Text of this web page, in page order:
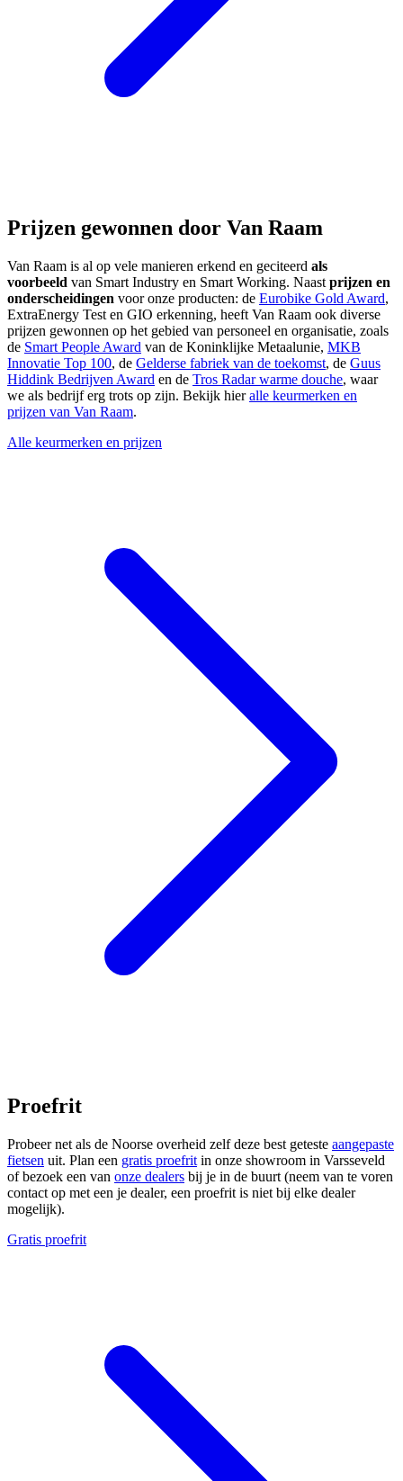
Prijzen gewonnen door Van Raam
Van Raam is al op vele manieren erkend en geciteerd als
voorbeeld van Smart Industry en Smart Working. Naast prijzen en
onderscheidingen voor onze producten: de Eurobike Gold Award,
ExtraEnergy Test en GIO erkenning, heeft Van Raam ook diverse
prijzen gewonnen op het gebied van personeel en organisatie, zoals
de Smart People Award van de Koninklijke Metaalunie, MKB
Innovatie Top 100, de Gelderse fabriek van de toekomst, de Guus
Hiddink Bedrijven Award en de Tros Radar warme douche, waar
we als bedrijf erg trots op zijn. Bekijk hieralle keurmerken en
prijzen van Van Raam.
Alle keurmerken en prijzen
Proefrit
Probeer net als de Noorse overheid zelf deze best geteste aangepaste
fietsen uit. Plan een gratis proefrit in onze showroom in Varsseveld
of bezoek een van onze dealers bij je in de buurt (neem van te voren
contact op met een je dealer, een proefrit is niet bij elke dealer
mogelijk).
Gratis proefrit